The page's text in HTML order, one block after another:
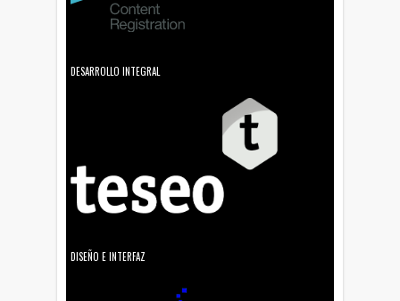
DESARROLLO INTEGRAL
DISEÑO E INTERFAZ